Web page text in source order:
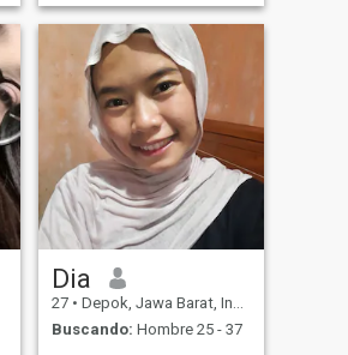
Dia
27 • Depok, Jawa Barat, Indonesia
Buscando: Hombre 25 - 37